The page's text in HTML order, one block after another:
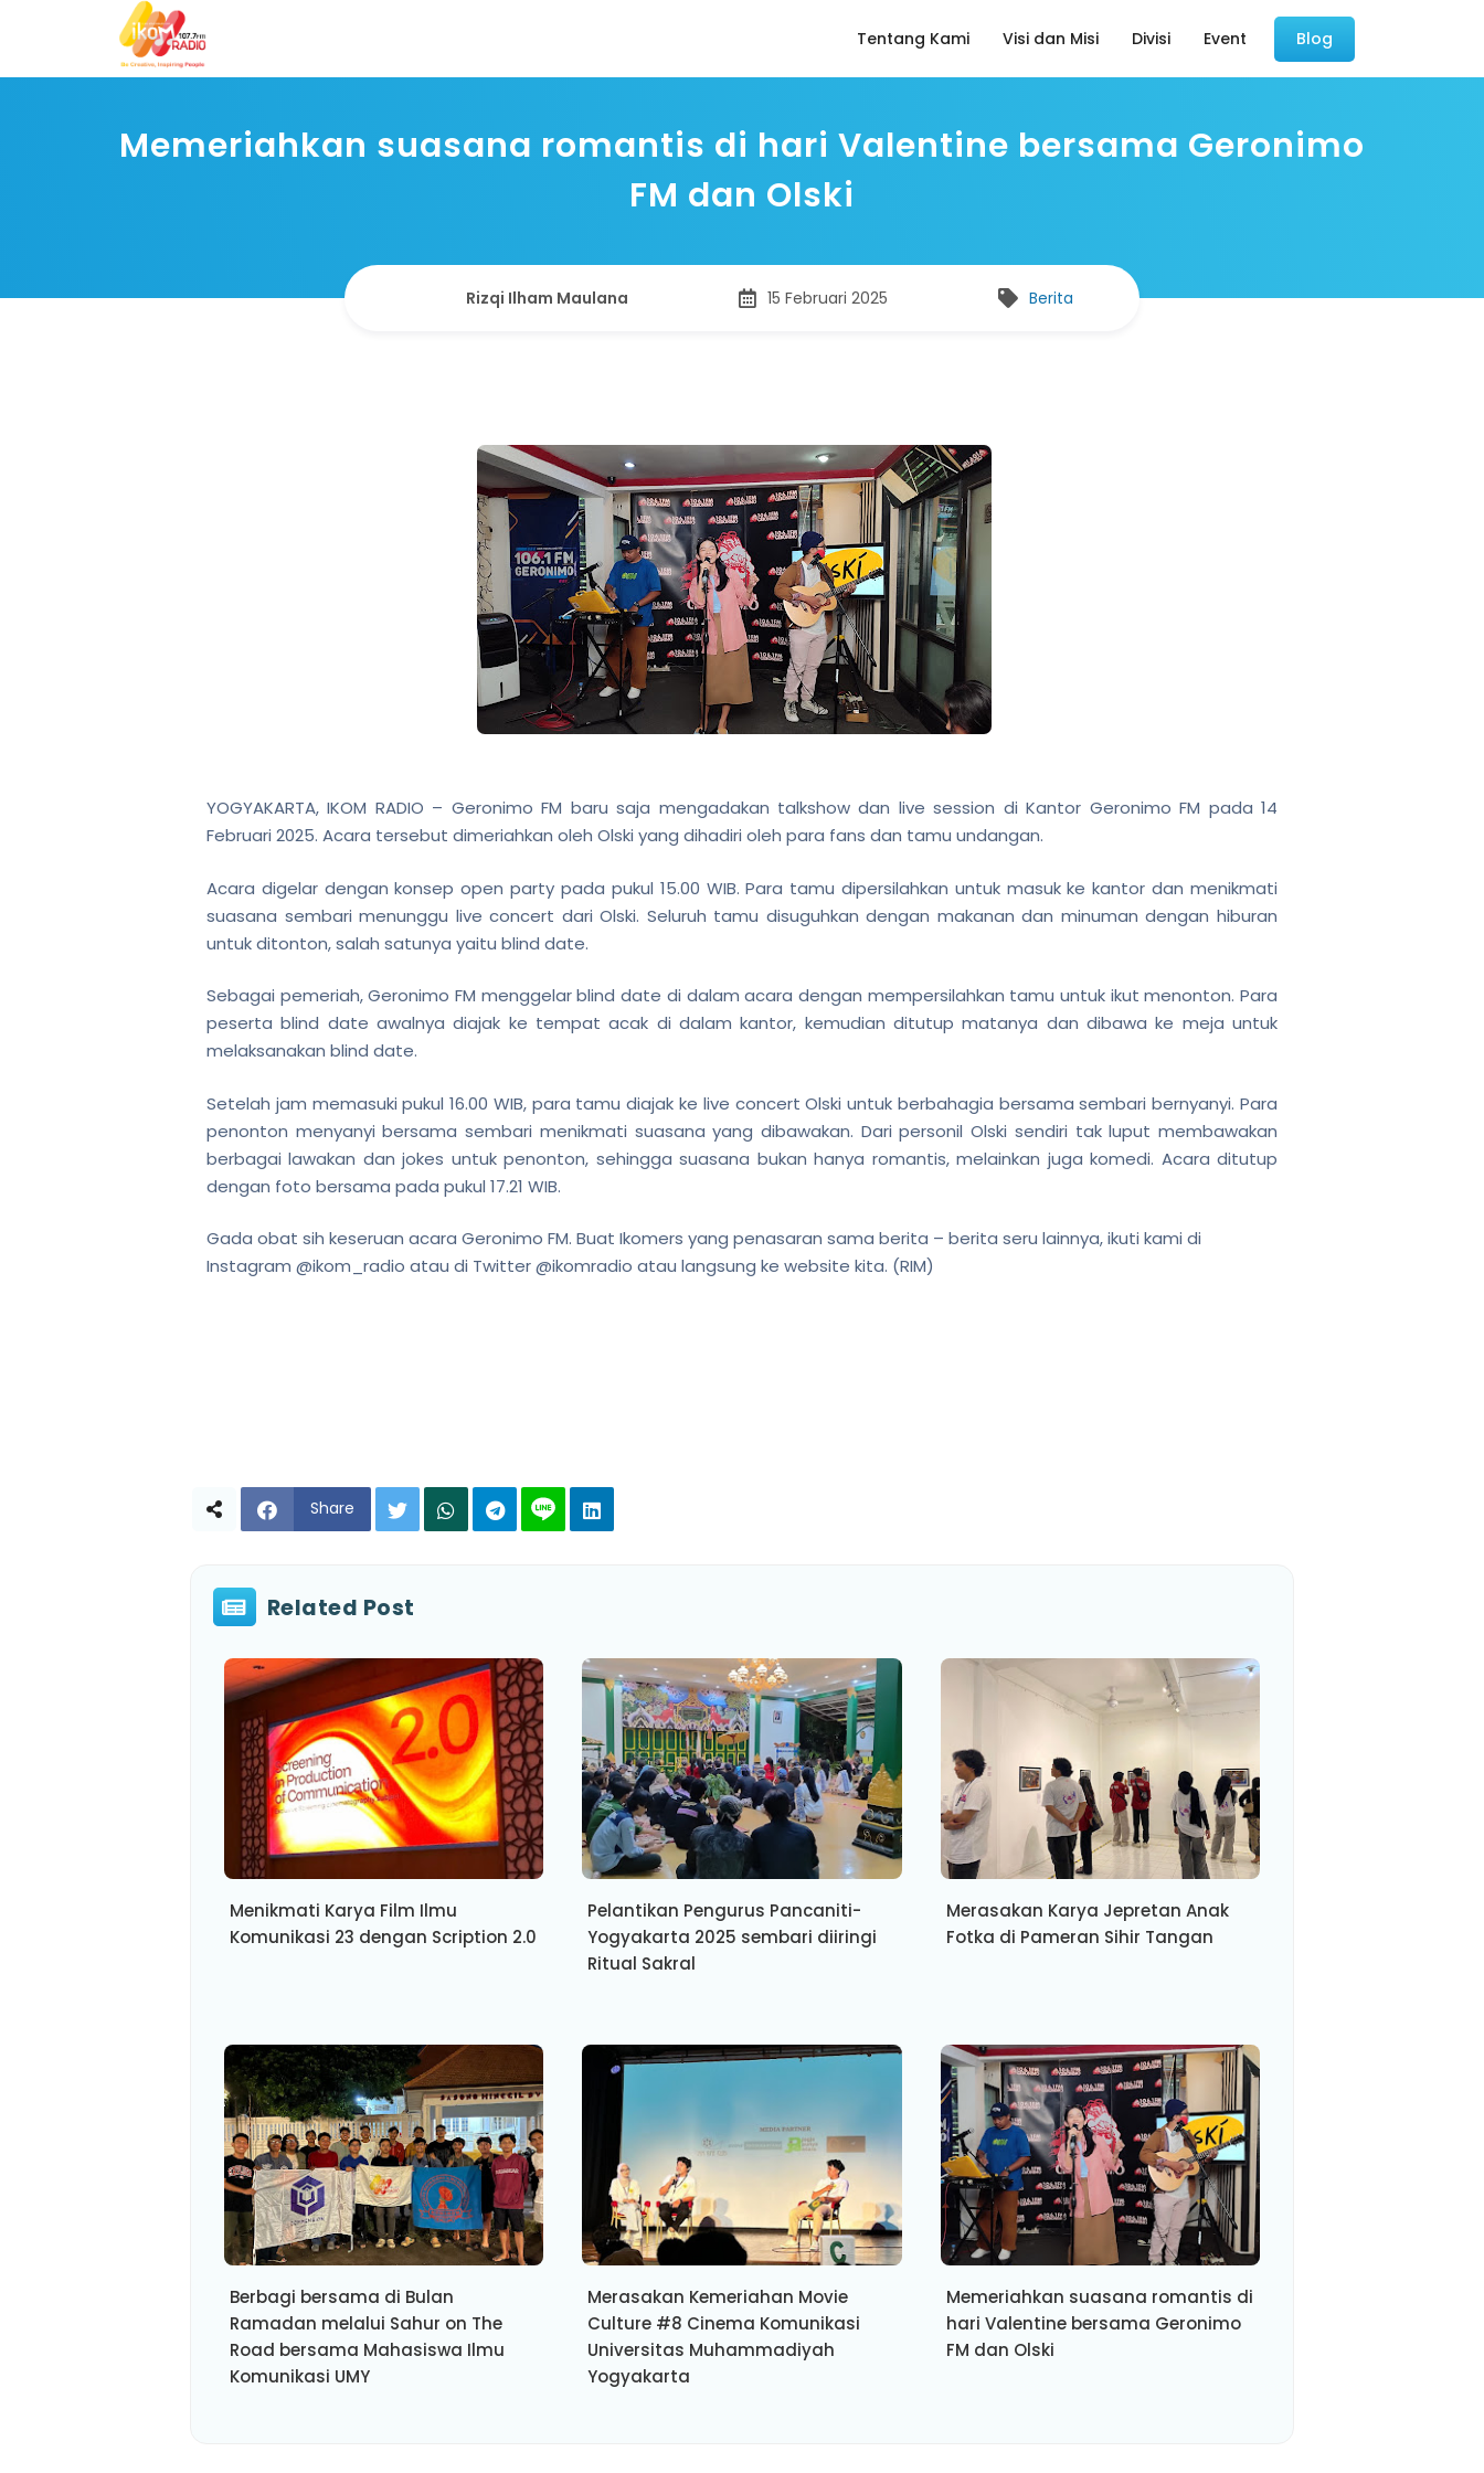
Tentang Kami Visi dan Misi Divisi Event Blog
Memeriahkan suasana romantis di hari Valentine bersama Geronimo
FM dan Olski
Rizqi Ilham Maulana 15 Februari 2025 Berita
YOGYAKARTA, IKOM RADIO – Geronimo FM baru saja mengadakan talkshow dan live session di Kantor Geronimo FM pada 14
Februari 2025. Acara tersebut dimeriahkan oleh Olski yang dihadiri oleh para fans dan tamu undangan.
Acara digelar dengan konsep open party pada pukul 15.00 WIB. Para tamu dipersilahkan untuk masuk ke kantor dan menikmati
suasana sembari menunggu live concert dari Olski. Seluruh tamu disuguhkan dengan makanan dan minuman dengan hiburan
untuk ditonton, salah satunya yaitu blind date.
Sebagai pemeriah, Geronimo FM menggelar blind date di dalam acara dengan mempersilahkan tamu untuk ikut menonton. Para
peserta blind date awalnya diajak ke tempat acak di dalam kantor, kemudian ditutup matanya dan dibawa ke meja untuk
melaksanakan blind date.
Setelah jam memasuki pukul 16.00 WIB, para tamu diajak ke live concert Olski untuk berbahagia bersama sembari bernyanyi. Para
penonton menyanyi bersama sembari menikmati suasana yang dibawakan. Dari personil Olski sendiri tak luput membawakan
berbagai lawakan dan jokes untuk penonton, sehingga suasana bukan hanya romantis, melainkan juga komedi. Acara ditutup
dengan foto bersama pada pukul 17.21 WIB.
Gada obat sih keseruan acara Geronimo FM. Buat Ikomers yang penasaran sama berita – berita seru lainnya,ikuti kami di
Instagram @ikom_radio atau di Twitter @ikomradio atau langsung ke website kita. (RIM)
Share
Related Post
Menikmati Karya Film Ilmu
Komunikasi 23 dengan Scription 2.0
Pelantikan Pengurus Pancaniti-
Yogyakarta 2025 sembari diiringi
Ritual Sakral
Merasakan Karya Jepretan Anak
Fotka di Pameran Sihir Tangan
Berbagi bersama di Bulan
Ramadan melalui Sahur on The
Road bersama Mahasiswa Ilmu
Komunikasi UMY
Merasakan Kemeriahan Movie
Culture #8 Cinema Komunikasi
Universitas Muhammadiyah
Yogyakarta
Memeriahkan suasana romantis di
hari Valentine bersama Geronimo
FM dan Olski